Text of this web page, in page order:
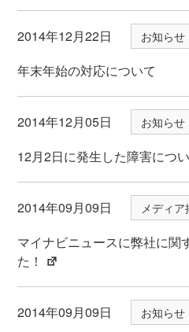
2014年12月22日 お知らせ
年末年始の対応について
2014年12月05日 お知らせ
12月2日に発生した障害につ
2014年09月09日 メディア
マイナビニュースに弊社に関
た！
2014年09月09日 お知らせ